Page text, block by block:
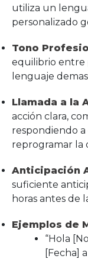
utiliza un
personalizado
Tono
equilibrio entre
lenguaje
Llamada a la
acción clara,
respondiendo a
reprogramar la
Anticipación
suficiente
horas antes de
Ejemplos de
“Hola
[Fecha]